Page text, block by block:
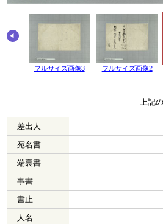
フルサイズ画像3 フルサイズ画像2
上記
差出人
宛名書
端裏書
事書
書止
人名